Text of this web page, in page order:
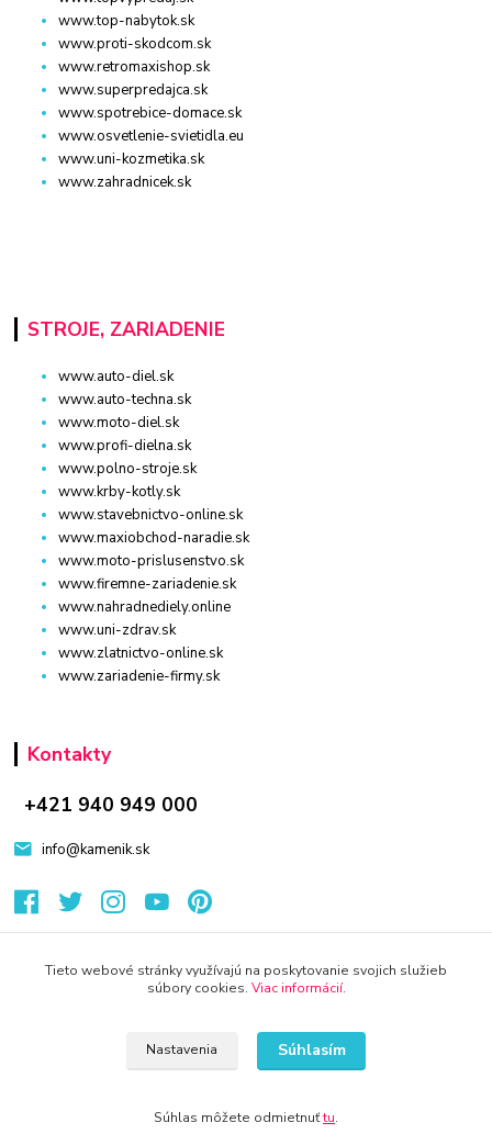
www.top-nabytok.sk
www.proti-skodcom.sk
www.retromaxishop.sk
www.superpredajca.sk
www.spotrebice-domace.sk
www.osvetlenie-svietidla.eu
www.uni-kozmetika.sk
www.zahradnicek.sk
STROJE, ZARIADENIE
www.auto-diel.sk
www.auto-techna.sk
www.moto-diel.sk
www.profi-dielna.sk
www.polno-stroje.sk
www.krby-kotly.sk
www.stavebnictvo-online.sk
www.maxiobchod-naradie.sk
www.moto-prislusenstvo.sk
www.firemne-zariadenie.sk
www.nahradnediely.online
www.uni-zdrav.sk
www.zlatnictvo-online.sk
www.zariadenie-firmy.sk
Kontakty
+421 940 949 000
info@kamenik.sk
Tieto webové stránky využívajú na poskytovanie svojich služieb
súbory cookies. Viac informácií.
Nastavenia Súhlasím
Súhlas môžete odmietnuťtu.